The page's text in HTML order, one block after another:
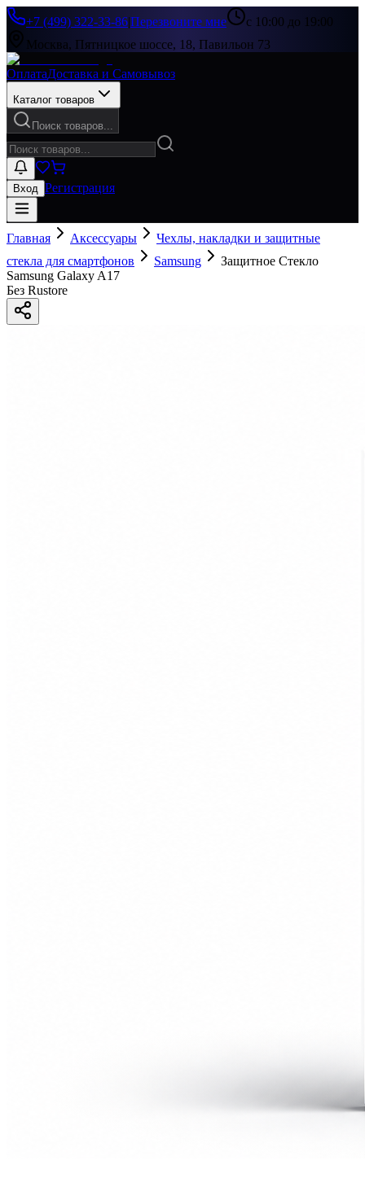
+7 (499) 322-33-86|Перезвоните мне
с 10:00 до 19:00
Москва, Пятницкое шоссе, 18, Павильон 73
ОплатаДоставка и Самовывоз
Каталог товаров
Поиск товаров...
Вход Регистрация
Главная Аксессуары
Чехлы, накладки и защитные
стекла для смартфонов
Samsung
Защитное Стекло
Samsung Galaxy A17
Без Rustore